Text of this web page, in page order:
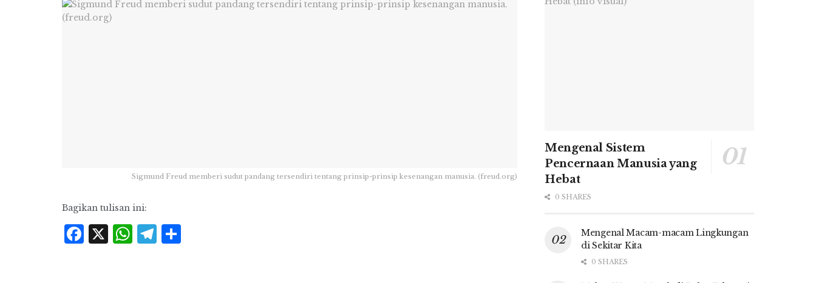
Sigmund Freud memberi sudut pandang tersendiri tentang prinsip-prinsip kesenangan manusia. (freud.org)
Bagikan tulisan ini:
Facebook
X WhatsApp
Telegram
Mengenal Sistem
Pencernaan Manusia yang
Hebat
0 SHARES
Mengenal Macam-macam Lingkungan
di Sekitar Kita
0 SHARES